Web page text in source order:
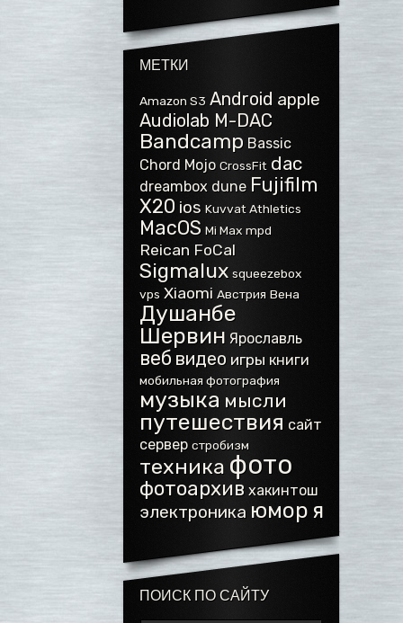
МЕТКИ
Amazon S3 Android apple
Audiolab M-DAC
Bandcamp Bassic
Chord Mojo CrossFit dac
dreambox dune Fujifilm
X20 ios Kuvvat Athletics
MacOS Mi Max mpd
Reican FoCal
Sigmalux squeezebox
vps Xiaomi Австрия Вена
Душанбе
Шервин Ярославль
веб видео игры книги
мобильная фотография
музыка мысли
путешествия сайт
сервер стробизм
техника фото
фотоархив хакинтош
электроника юмор я
ПОИСК ПО САЙТУ